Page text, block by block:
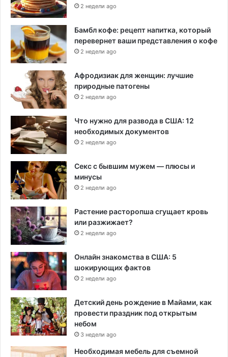
2 недели ago
Бамбл кофе: рецепт напитка, который
перевернет ваши представления о кофе
2 недели ago
Афродизиак для женщин: лучшие
природные патогены
2 недели ago
Что нужно для развода в США: 12
необходимых документов
2 недели ago
Секс с бывшим мужем — плюсы и
минусы
2 недели ago
Растение расторопша сгущает кровь
или разжижает?
2 недели ago
Онлайн знакомства в США: 5
шокирующих фактов
2 недели ago
Детский день рождение в Майами, как
провести праздник под открытым
небом
3 недели ago
Необходимая мебель для съемной